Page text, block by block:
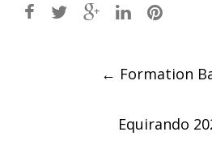
← Formation
Equirando